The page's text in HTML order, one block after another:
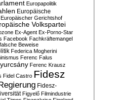
Europapolitik
Europäische
Europäischer Gerichtshof
Volkspartei
Ex-Agent Ex-Porno-Star
Facebook Fachkräftemangel
falsche Beweise
Federica Mogherini
Ferenc Falus
Ferenc Krausz
Fidel Castro Fidesz
Fidesz-
Figyelő Filmindustrie